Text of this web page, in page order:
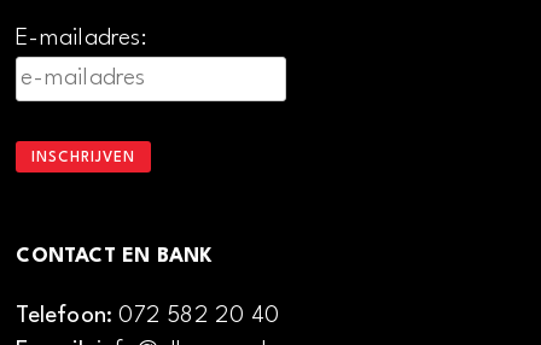
E-mailadres:
CONTACT EN BANK
Telefoon:072 582 20 40